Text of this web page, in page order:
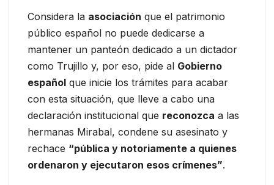
Considera la asociación que el patrimonio
público español no puede dedicarse a
mantener un panteón dedicado a un dictador
como Trujillo y, por eso, pide al Gobierno
español que inicie los trámites para acabar
con esta situación, que lleve a cabo una
declaración institucional que reconozca a las
hermanas Mirabal, condene su asesinato y
rechace “pública y notoriamente a quienes
ordenaron y ejecutaron esos crímenes”.